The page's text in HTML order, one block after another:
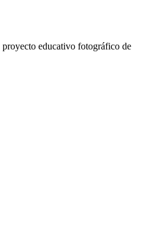
educativo fotográfico de